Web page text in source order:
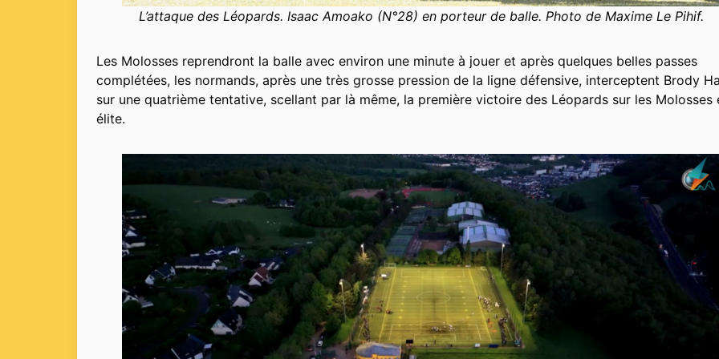
L’attaque des Léopards. Isaac Amoako (N°28) en porteur de balle. Photo de Maxime Le Pihif.
Les Molosses reprendront la balle avec environ une minute à jouer et après quelques belles passes
complétées, les normands, après une très grosse pression de la ligne défensive, interceptent Brody
sur une quatrième tentative, scellant par là même, la première victoire des Léopards sur les Molosses
élite.